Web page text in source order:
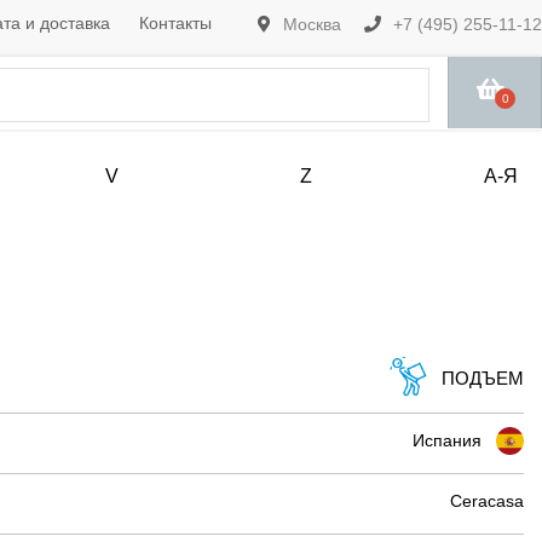
Москва +7 (495) 255-11-12
и доставка Контакты
0
V Z А-Я
ПОДЪЕМ
Испания
Ceracasa